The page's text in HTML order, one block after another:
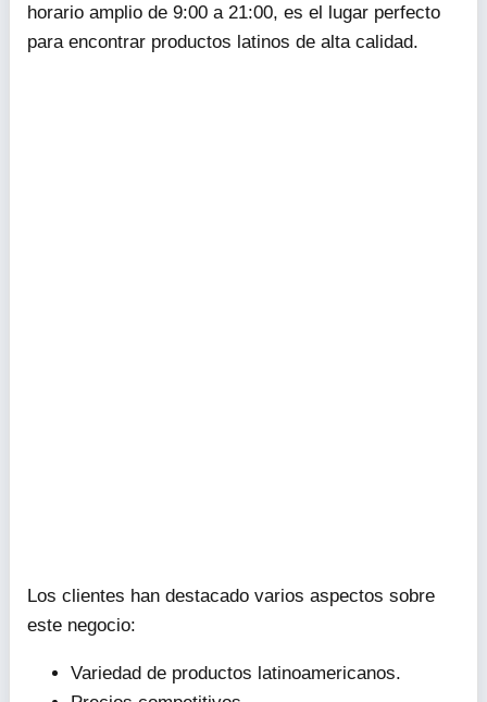
horario amplio de 9:00 a 21:00, es el lugar perfecto
para encontrar productos latinos de alta calidad.
Los clientes han destacado varios aspectos sobre
este negocio:
Variedad de productos latinoamericanos.